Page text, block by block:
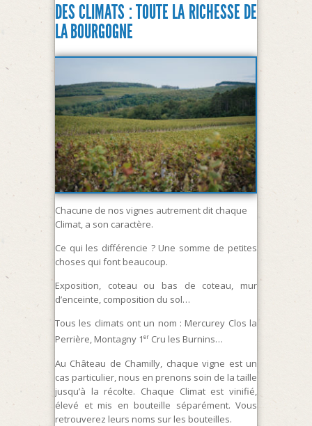
DES CLIMATS : TOUTE LA RICHESSE DE
LA BOURGOGNE
Chacune de nos vignes autrement dit chaque
Climat, a son caractère.
Ce qui les différencie ? Une somme de petites
choses qui font beaucoup.
Exposition, coteau ou bas de coteau, mur
d’enceinte, composition du sol…
Tous les climats ont un nom : Mercurey Clos la
Perrière, Montagny 1er Cru les Burnins…
Au Château de Chamilly, chaque vigne est un
cas particulier, nous en prenons soin de la taille
jusqu’à la récolte. Chaque Climat est vinifié,
élevé et mis en bouteille séparément. Vous
retrouverez leurs noms sur les bouteilles.